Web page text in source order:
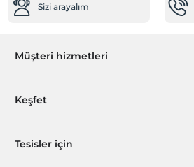
Ana kapı giriş düz ayaktır
Şehir merkezi
Aktiviteler
Sizi arayalım
Müşteri hizmetleri
Rezervasyon yönet
Keşfet
Hediye Kart
Tesisler için